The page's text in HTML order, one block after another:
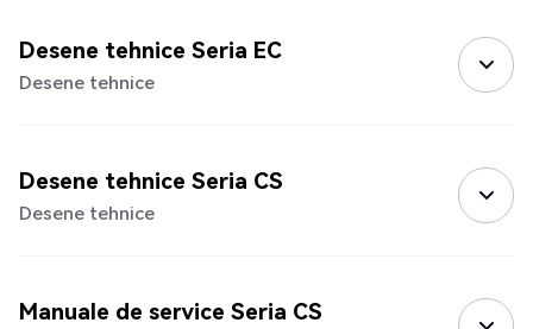
Desene tehnice Seria EC
Desene tehnice
Desene tehnice Seria CS
Desene tehnice
Manuale de service Seria CS